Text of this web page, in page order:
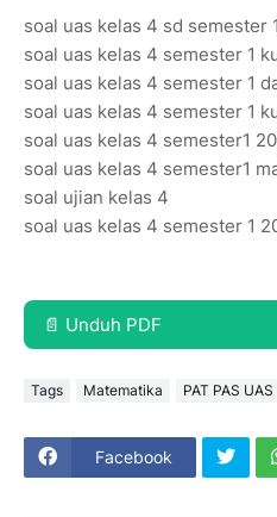
soal uas kelas 4 sd semester 1
soal uas kelas 4 semester 1
soal uas kelas 4 semester 1
soal uas kelas 4 semester 1
soal uas kelas 4 semester1
soal uas kelas 4 semester1
soal ujian kelas 4
soal uas kelas 4 semester 1
📄 Unduh PDF
Tags Matematika PAT PAS UAS
Facebook